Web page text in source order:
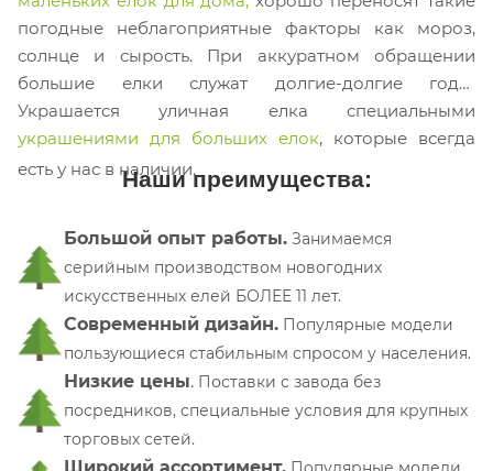
погодные неблагоприятные факторы как мороз,
солнце и сырость. При аккуратном обращении
большие елки служат долгие-долгие годы.
Украшается уличная елка специальными
украшениями для больших елок, которые всегда
есть у нас в наличии.Наши преимущества:
Большой опыт работы. Занимаемся
серийным производством новогодних
искусственных елей БОЛЕЕ 11 лет.
Современный дизайн. Популярные модели
пользующиеся стабильным спросом у населения.
Низкие цены. Поставки с завода без
посредников, специальные условия для крупных
торговых сетей.